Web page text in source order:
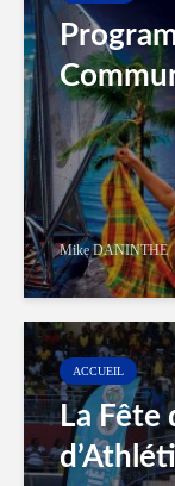
Mike DANINTHE
ACCUEIL
La Fête